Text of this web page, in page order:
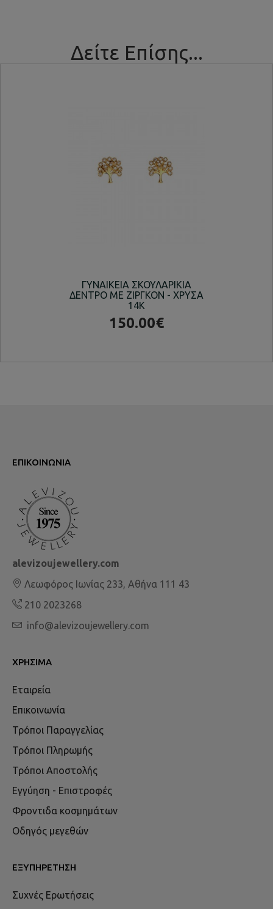
Δείτε Επίσης...
ΓΥΝΑΙΚΕΙΑ ΣΚΟΥΛΑΡΙΚΙΑ
ΔΕΝΤΡΟ ΜΕ ΖΙΡΓΚΟΝ - ΧΡΥΣΑ
14K
150.00€
ΕΠΙΚΟΙΝΩΝΊΑ
alevizoujewellery.com
Λεωφόρος Ιωνίας 233, Αθήνα 111 43
210 2023268
info@alevizoujewellery.com
ΧΡΉΣΙΜΑ
Εταιρεία
Επικοινωνία
Τρόποι Παραγγελίας
Τρόποι Πληρωμής
Τρόποι Αποστολής
Εγγύηση - Επιστροφές
Φροντιδα κοσμημάτων
Οδηγός μεγεθών
ΕΞΥΠΗΡΈΤΗΣΗ
Συχνές Ερωτήσεις